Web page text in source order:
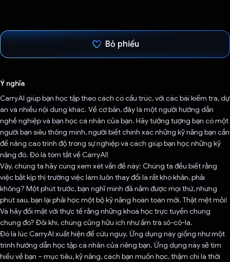
Bỏ phiếu
Ý nghĩa
CarryAI giúp bạn học tập theo cách có cấu trúc, với các bài kiểm tra, dự
án và nhiều nội dung khác. Về cơ bản, đây là một người hướng dẫn
nghề nghiệp và bạn học cá nhân của bạn. Hãy tưởng tượng bạn có một
người bạn siêu thông minh, người biết chính xác những kỹ năng bạn cần
để nâng cao trình độ trong sự nghiệp và cách giúp bạn học những kỹ
năng đó. Đó là tóm tắt về CarryAI!
Vậy, chúng ta hãy cùng xem xét vấn đề này: Chúng ta đều biết rằng
việc bắt kịp thị trường việc làm luôn thay đổi là rất khó khăn, phải
không? Một phút trước, bạn nghĩ mình đã nắm được mọi thứ, nhưng
phút sau, bạn lại phải học một bộ kỹ năng hoàn toàn mới. Thật mệt mỏi!
Và hãy đối mặt với thực tế rằng những khoá học trực tuyến chung
chung đó? Đôi khi, chúng cũng hữu ích như ấm trà sô-cô-la.
Đó là lúc CarryAI xuất hiện để cứu nguy. Ứng dụng này giống như một
trình hướng dẫn học tập cá nhân của riêng bạn. Ứng dụng này sẽ tìm
hiểu về bạn – mục tiêu, kỹ năng, cách bạn muốn học, thậm chí là thời